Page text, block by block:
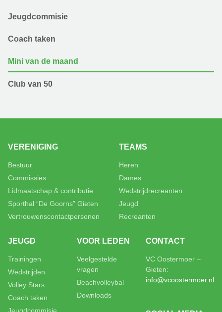
Jeugdcommisie
Coach taken
Mini van de maand
Club van 50
VERENIGING
Bestuur
Commissies
Lidmaatschap & contributie
Sporthal “De Goorns” Gieten
Vertrouwenscontactpersonen
TEAMS
Heren
Dames
Wedstrijdrecreanten
Jeugd
Recreanten
JEUGD
Trainingen
Wedstrijden
Volley Stars
Coach taken
Jeugdcommisie
VOOR LEDEN
Veelgestelde
vragen
Beachvolleybal
Downloads
CONTACT
VC Oostermoer –
Gieten:
info@vcoostermoer.nl